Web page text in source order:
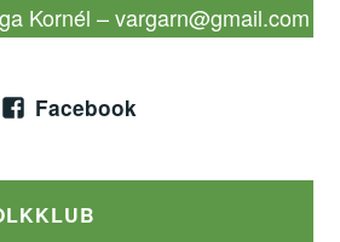
Kornél – vargarn@gmail.com
Facebook